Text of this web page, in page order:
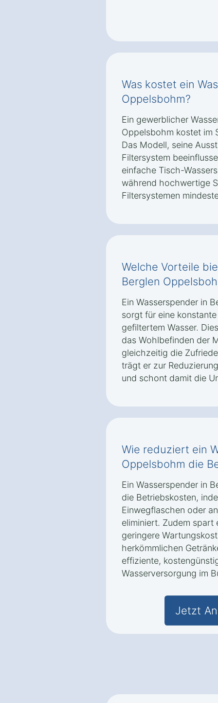
Was kostet ein
Oppelsbohm?
Ein gewerblicher
Oppelsbohm kostet im
Das Modell, seine
Filtersystem
einfache Tisch-
während hochwertige
Filtersystemen
Welche Vorteile
Berglen
Ein Wasserspender in
sorgt für eine
gefiltertem Wasser.
das Wohlbefinden der
gleichzeitig die
trägt er zur
und schont damit die
Wie reduziert ein
Oppelsbohm die
Ein Wasserspender in
die Betriebskosten,
Einwegflaschen oder
eliminiert. Zudem spart
geringere
herkömmlichen
effiziente,
Wasserversorgung im
Jetzt